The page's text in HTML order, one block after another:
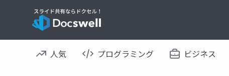
人気 プログラミング ビジネス